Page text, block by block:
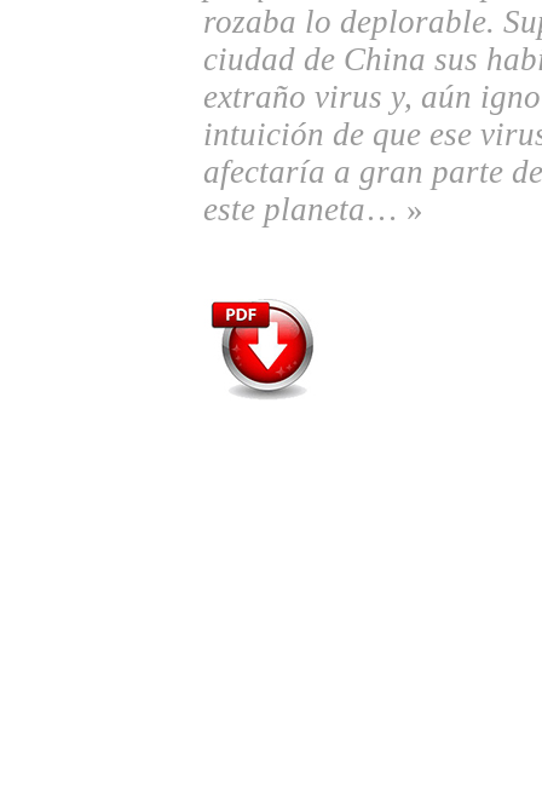
rozaba lo deplorable.
ciudad de China sus
extraño virus y, aún
intuición de que ese
afectaría a gran parte
este planeta… »